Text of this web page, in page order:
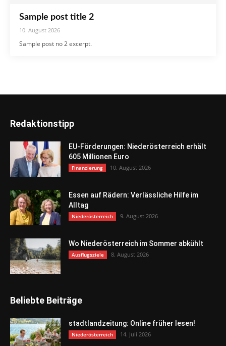
Sample post title 2
10. August 2026
Sample post no 2 excerpt.
Redaktionstipp
EU-Förderungen: Niederösterreich erhält
605 Millionen Euro
Finanzierung 10. August 2026
Essen auf Rädern: Verlässliche Hilfe im
Alltag
Niederösterreich 9. August 2026
Wo Niederösterreich im Sommer abkühlt
Ausflugsziele 8. August 2026
Beliebte Beiträge
stadtlandzeitung: Online früher lesen!
Niederösterreich 14. Juli 2026